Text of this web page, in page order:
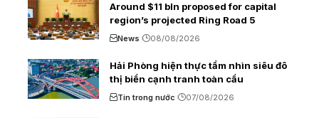
Around $11 bln proposed for capital
region’s projected Ring Road 5
News 08/08/2026
Hải Phòng hiện thực tầm nhìn siêu đô
thị biển cạnh tranh toàn cầu
Tin trong nước 07/08/2026